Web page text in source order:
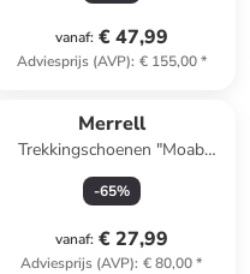
vanaf: € 47,99
Adviesprijs (AVP): € 155,00*
Merrell
Trekkingschoenen "Moab
Speed 2" zwart
-65%
vanaf: € 27,99
Adviesprijs (AVP): € 80,00*